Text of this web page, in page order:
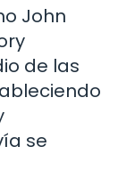
John
de las
se